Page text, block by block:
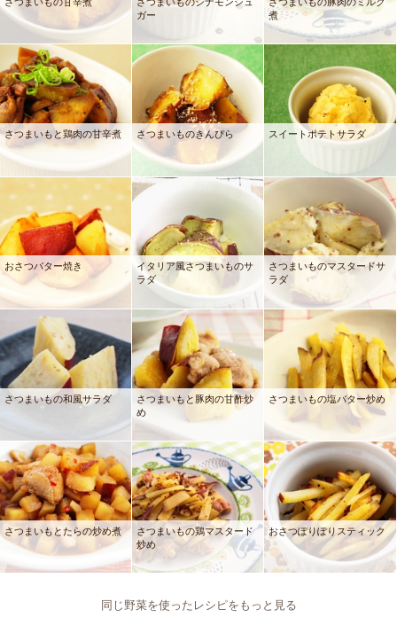
ガー
煮
さつまいもと鶏肉の甘辛煮 さつまいものきんぴら スイートポテトサラダ
おさつバター焼き
イタリア風さつまいものサ
ラダ
さつまいものマスタードサ
ラダ
さつまいもの和風サラダ
さつまいもと豚肉の甘酢炒
め
さつまいもの塩バター炒め
さつまいもとたらの炒め煮
さつまいもの鶏マスタード
炒め
おさつぽりぽりスティック
同じ野菜を使ったレシピをもっと見る